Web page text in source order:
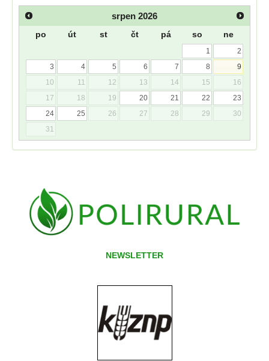
srpen 2026
po út st čt pá so ne
1
2
3
4 5 6 7 8
9
10
11 12 13 14 15
16
17
18 19 20 21 22
23
24
25 26 27 28 29
30
31
NEWSLETTER